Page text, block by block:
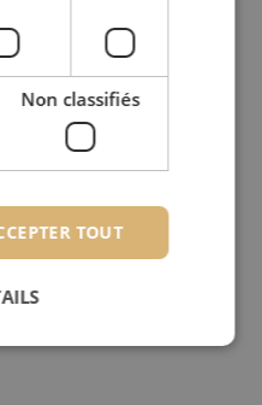
Non classifiés
TOUT